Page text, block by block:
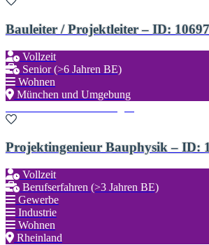
Bauleiter / Projektleiter – ID: 10697
Vollzeit
Senior (>6 Jahren BE)
Wohnen
München und Umgebung
Projektingenieur Bauphysik – ID:
Vollzeit
Berufserfahren (>3 Jahren BE)
Gewerbe
Industrie
Wohnen
Rheinland